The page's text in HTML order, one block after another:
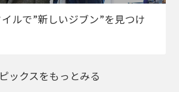
ルで”新しいジブン”を見つけ
ックスをもっとみる